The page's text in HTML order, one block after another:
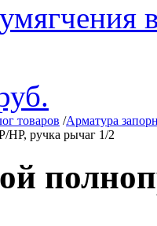
товаров /Арматура
НР, ручка рычаг 1/2